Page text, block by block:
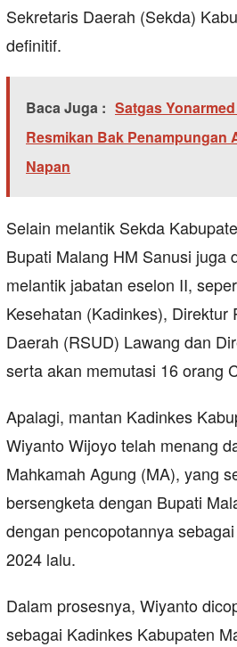
Sekretaris Daerah (Sekda)
definitif.
Baca Juga : Satgas
Resmikan Bak Penampungan
Napan
Selain melantik Sekda
Bupati Malang HM Sanusi juga
melantik jabatan eselon II,
Kesehatan (Kadinkes), Direktur
Daerah (RSUD) Lawang dan
serta akan memutasi 16 orang
Apalagi, mantan Kadinkes
Wiyanto Wijoyo telah menang
Mahkamah Agung (MA), yang
bersengketa dengan Bupati
dengan pencopotannya
2024 lalu.
Dalam prosesnya, Wiyanto
sebagai Kadinkes Kabupaten